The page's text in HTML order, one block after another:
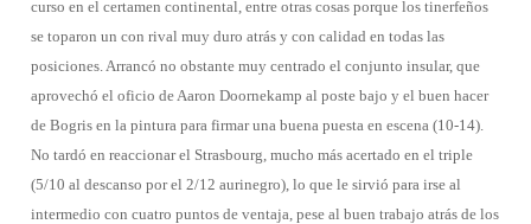
curso en el certamen continental, entre otras cosas porque los tinerfeños
se toparon un con rival muy duro atrás y con calidad en todas las
posiciones. Arrancó no obstante muy centrado el conjunto insular, que
aprovechó el oficio de Aaron Doornekamp al poste bajo y el buen hacer
de Bogris en la pintura para firmar una buena puesta en escena (10-14).
No tardó en reaccionar el Strasbourg, mucho más acertado en el triple
(5/10 al descanso por el 2/12 aurinegro), lo que le sirvió para irse al
intermedio con cuatro puntos de ventaja, pese al buen trabajo atrás de los